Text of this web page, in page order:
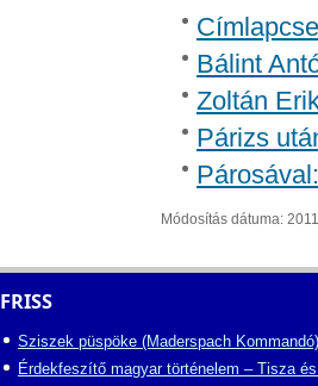
Bálint
Zoltán
Párizs
Módosítás dátuma:
FRISS
Sziszek püspöke (Maderspach Kommandó)
Érdekfeszítő magyar történelem – Tisza